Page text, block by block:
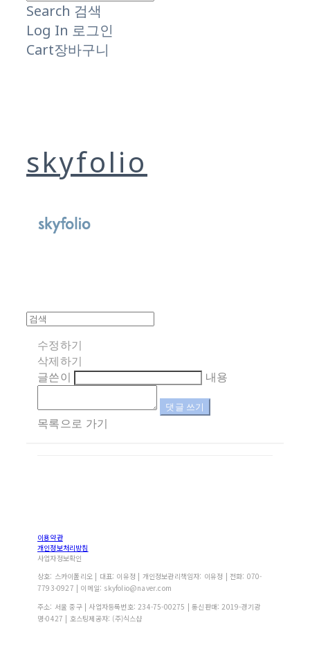
Search 검색
Log In 로그인
Cart장바구니
skyfolio
수정하기
삭제하기
글쓴이
내용
댓글 쓰기
목록으로 가기
이용약관
개인정보처리방침
사업자정보확인
상호: 스카이폴리오 | 대표: 이유정 | 개인정보관리책임자: 이유정 | 전화: 070-
7793-0927 | 이메일: skyfolio@naver.com
주소: 서울 중구 | 사업자등록번호: 234-75-00275 | 통신판매: 2019-경기광
명-0427 | 호스팅제공자: (주)식스샵